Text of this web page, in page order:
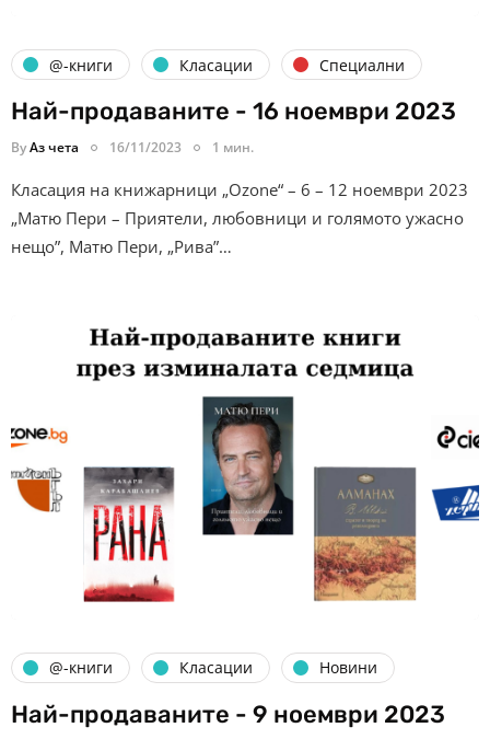
@-книги Класации Специални
Най-продаваните - 16 ноември 2023
ByАз чета 16/11/2023 1 мин.
Класация на книжарници „Ozone“ – 6 – 12 ноември 2023
„Матю Пери – Приятели, любовници и голямото ужасно
нещо”, Матю Пери, „Рива”…
@-книги Класации Новини
Най-продаваните - 9 ноември 2023